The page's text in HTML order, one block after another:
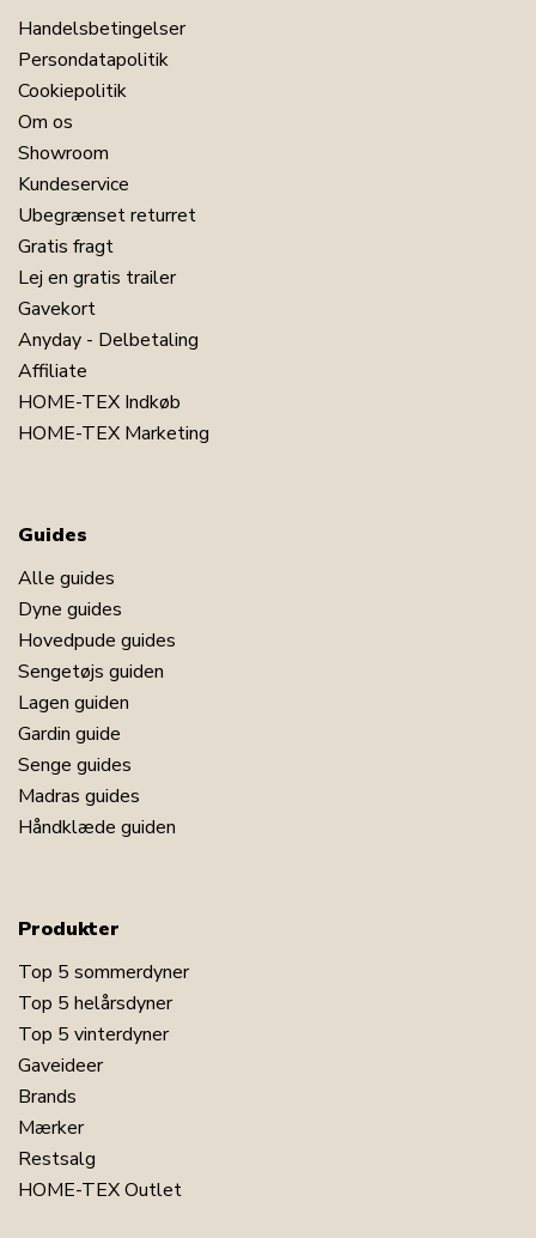
Handelsbetingelser
Persondatapolitik
Cookiepolitik
Om os
Showroom
Kundeservice
Ubegrænset returret
Gratis fragt
Lej en gratis trailer
Gavekort
Anyday - Delbetaling
Affiliate
HOME-TEX Indkøb
HOME-TEX Marketing
Guides
Alle guides
Dyne guides
Hovedpude guides
Sengetøjs guiden
Lagen guiden
Gardin guide
Senge guides
Madras guides
Håndklæde guiden
Produkter
Top 5 sommerdyner
Top 5 helårsdyner
Top 5 vinterdyner
Gaveideer
Brands
Mærker
Restsalg
HOME-TEX Outlet